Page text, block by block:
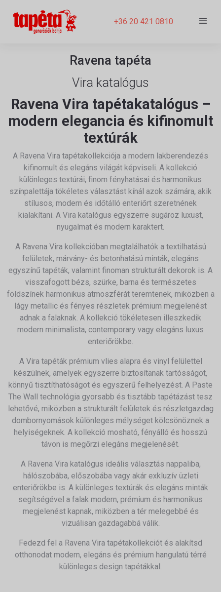
+36 20 421 0810
Ravena tapéta
Vira katalógus
Ravena Vira tapétakatalógus –
modern elegancia és kifinomult
textúrák
A Ravena Vira tapétakollekciója a modern lakberendezés
kifinomult és elegáns világát képviseli. A kollekció
különleges textúrái, finom fényhatásai és harmonikus
színpalettája tökéletes választást kínál azok számára, akik
stílusos, modern és időtálló enteriőrt szeretnének
kialakítani. A Vira katalógus egyszerre sugároz luxust,
nyugalmat és modern karaktert.
A Ravena Vira kollekcióban megtalálhatók a textilhatású
felületek, márvány- és betonhatású minták, elegáns
egyszínű tapéták, valamint finoman strukturált dekorok is. A
visszafogott bézs, szürke, barna és természetes
földszínek harmonikus atmoszférát teremtenek, miközben a
lágy metallic és fényes részletek prémium megjelenést
adnak a falaknak. A kollekció tökéletesen illeszkedik
modern minimalista, contemporary vagy elegáns luxus
enteriőrökbe.
A Vira tapéták prémium vlies alapra és vinyl felülettel
készülnek, amelyek egyszerre biztosítanak tartósságot,
könnyű tisztíthatóságot és egyszerű felhelyezést. A Paste
The Wall technológia gyorsabb és tisztább tapétázást tesz
lehetővé, miközben a strukturált felületek és részletgazdag
dombornyomások különleges mélységet kölcsönöznek a
helyiségeknek. A kollekció mosható, fényálló és hosszú
távon is megőrzi elegáns megjelenését.
A Ravena Vira katalógus ideális választás nappaliba,
hálószobába, előszobába vagy akár exkluzív üzleti
enteriőrökbe is. A különleges textúrák és elegáns minták
segítségével a falak modern, prémium és harmonikus
megjelenést kapnak, miközben a tér melegebbé és
vizuálisan gazdagabbá válik.
Fedezd fel a Ravena Vira tapétakollekciót és alakítsd
otthonodat modern, elegáns és prémium hangulatú térré
különleges design tapétákkal.